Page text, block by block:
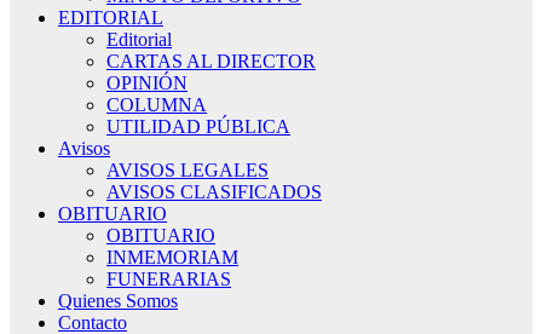
EDITORIAL
Editorial
CARTAS AL DIRECTOR
OPINIÓN
COLUMNA
UTILIDAD PÚBLICA
Avisos
AVISOS LEGALES
AVISOS CLASIFICADOS
OBITUARIO
OBITUARIO
INMEMORIAM
FUNERARIAS
Quienes Somos
Contacto